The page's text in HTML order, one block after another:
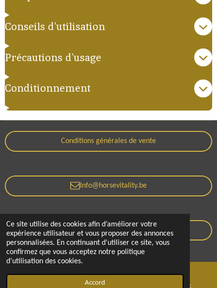
Ce site utilise des cookies afin d’améliorer votre
expérience utilisateur et vous proposer des annonces
personnalisées. En continuant d'utiliser ce site, vous
confirmez que vous acceptez notre politique
d’utilisation des cookies.
Accord
Conseils d'utilisation
Précautions d'usage
Conditionnement
Conditions générales de vente
Info@horsevitality.be
Politique de confidentialité
© 2021 - 2026 Horse Vitality
Téléphone Facebook